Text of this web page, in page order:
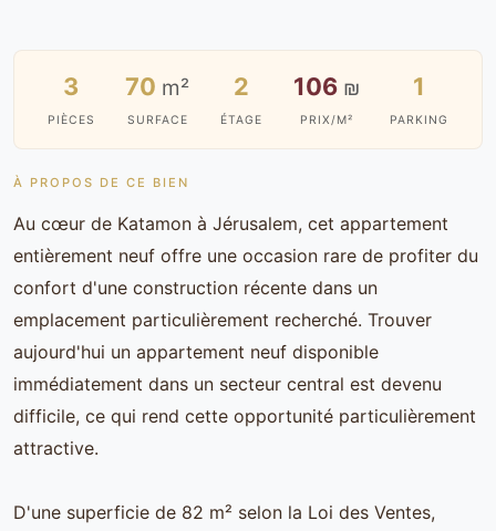
3
PIÈCES
70 m²
SURFACE
2
ÉTAGE
106₪
PRIX/M²
1
PARKING
À PROPOS DE CE BIEN
Au cœur de Katamon à Jérusalem, cet appartement
entièrement neuf offre une occasion rare de profiter du
confort d'une construction récente dans un
emplacement particulièrement recherché. Trouver
aujourd'hui un appartement neuf disponible
immédiatement dans un secteur central est devenu
difficile, ce qui rend cette opportunité particulièrement
attractive.
D'une superficie de 82 m² selon la Loi des Ventes,